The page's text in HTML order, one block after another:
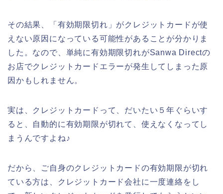
その結果、「有効期限切れ」がクレジットカードが使
えない原因になっている可能性があることが分かりま
した。なので、単純に有効期限切れがSanwa Directの
お店でクレジットカードエラーが発生してしまった原
因かもしれません。
実は、クレジットカードって、だいたい５年ぐらいす
ると、自動的に有効期限が切れて、使えなくなってし
まうんですよね♪
だから、ご自身のクレジットカードの有効期限が切れ
ている方は、クレジットカード会社に一度連絡をし